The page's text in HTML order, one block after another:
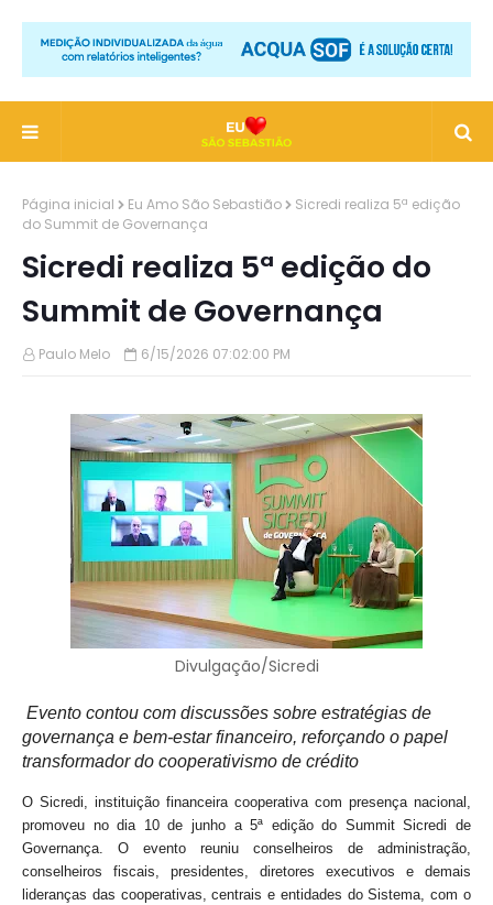
Página inicial Eu Amo São Sebastião
Sicredi realiza 5ª edição
do Summit de Governança
Sicredi realiza 5ª edição do
Summit de Governança
Paulo Melo 6/15/2026 07:02:00 PM
Divulgação/Sicredi
Evento contou com discussões sobre estratégias de
governança e bem-estar financeiro, reforçando o papel
transformador do cooperativismo de crédito
O Sicredi, instituição financeira cooperativa com presença nacional,
promoveu no dia 10 de junho a 5ª edição do Summit Sicredi de
Governança. O evento reuniu conselheiros de administração,
conselheiros fiscais, presidentes, diretores executivos e demais
lideranças das cooperativas, centrais e entidades do Sistema, com o